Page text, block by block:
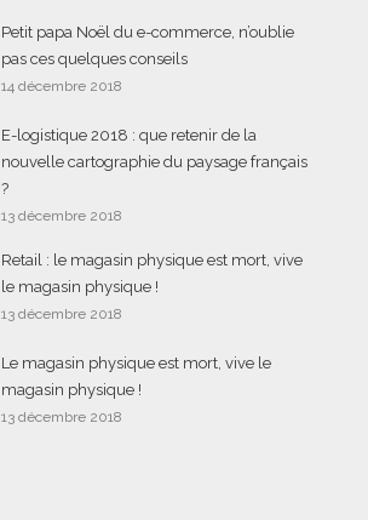
Petit papa Noël du e-commerce, n’oublie
pas ces quelques conseils
14 décembre 2018
E-logistique 2018 : que retenir de la
nouvelle cartographie du paysage français
?
13 décembre 2018
Retail : le magasin physique est mort, vive
le magasin physique !
13 décembre 2018
Le magasin physique est mort, vive le
magasin physique !
13 décembre 2018